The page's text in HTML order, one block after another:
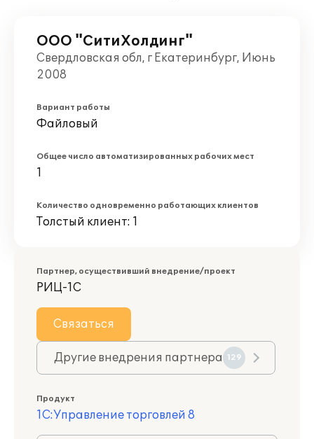
ООО "СитиХолдинг"
Свердловская обл, г Екатеринбург, Июнь
2008
Вариант работы
Файловый
Общее число автоматизированных рабочих мест
1
Количество одновременно работающих клиентов
Толстый клиент: 1
Партнер, осуществивший внедрение/проект
РИЦ-1С
Связаться
Другие внедрения партнера 129
Продукт
1С:Управление торговлей 8